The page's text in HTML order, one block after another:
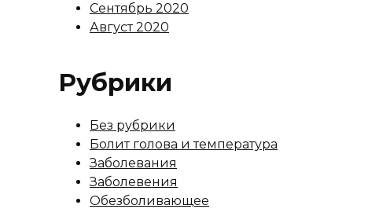
Сентябрь 2020
Август 2020
Рубрики
Без рубрики
Болит голова и температура
Заболевания
Заболевения
Обезболивающее